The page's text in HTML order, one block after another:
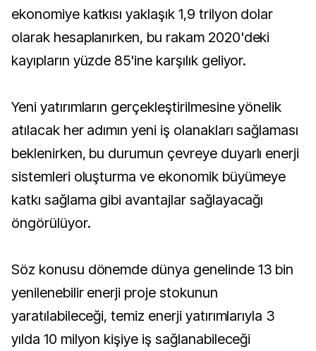
ekonomiye katkısı yaklaşık 1,9 trilyon dolar
olarak hesaplanırken, bu rakam 2020'deki
kayıpların yüzde 85'ine karşılık geliyor.
Yeni yatırımların gerçekleştirilmesine yönelik
atılacak her adımın yeni iş olanakları sağlaması
beklenirken, bu durumun çevreye duyarlı enerji
sistemleri oluşturma ve ekonomik büyümeye
katkı sağlama gibi avantajlar sağlayacağı
öngörülüyor.
Söz konusu dönemde dünya genelinde 13 bin
yenilenebilir enerji proje stokunun
yaratılabileceği, temiz enerji yatırımlarıyla 3
yılda 10 milyon kişiye iş sağlanabileceği